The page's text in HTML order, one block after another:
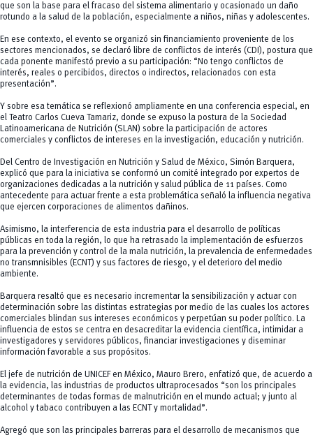
que son la base para el fracaso del sistema alimentario y ocasionado un daño
rotundo a la salud de la población, especialmente a niños, niñas y adolescentes.
En ese contexto, el evento se organizó sin financiamiento proveniente de los
sectores mencionados, se declaró libre de conflictos de interés (CDI), postura que
cada ponente manifestó previo a su participación: “No tengo conflictos de
interés, reales o percibidos, directos o indirectos, relacionados con esta
presentación”.
Y sobre esa temática se reflexionó ampliamente en una conferencia especial, en
el Teatro Carlos Cueva Tamariz, donde se expuso la postura de la Sociedad
Latinoamericana de Nutrición (SLAN) sobre la participación de actores
comerciales y conflictos de intereses en la investigación, educación y nutrición.
Del Centro de Investigación en Nutrición y Salud de México, Simón Barquera,
explicó que para la iniciativa se conformó un comité integrado por expertos de
organizaciones dedicadas a la nutrición y salud pública de 11 países. Como
antecedente para actuar frente a esta problemática señaló la influencia negativa
que ejercen corporaciones de alimentos dañinos.
Asimismo, la interferencia de esta industria para el desarrollo de políticas
públicas en toda la región, lo que ha retrasado la implementación de esfuerzos
para la prevención y control de la mala nutrición, la prevalencia de enfermedades
no transmnisibles (ECNT) y sus factores de riesgo, y el deterioro del medio
ambiente.
Barquera resaltó que es necesario incrementar la sensibilización y actuar con
determinación sobre las distintas estrategias por medio de las cuales los actores
comerciales blindan sus intereses económicos y perpetúan su poder político. La
influencia de estos se centra en desacreditar la evidencia científica, intimidar a
investigadores y servidores públicos, financiar investigaciones y diseminar
información favorable a sus propósitos.
El jefe de nutrición de UNICEF en México, Mauro Brero, enfatizó que, de acuerdo a
la evidencia, las industrias de productos ultraprocesados “son los principales
determinantes de todas formas de malnutrición en el mundo actual; y junto al
alcohol y tabaco contribuyen a las ECNT y mortalidad”.
Agregó que son las principales barreras para el desarrollo de mecanismos que